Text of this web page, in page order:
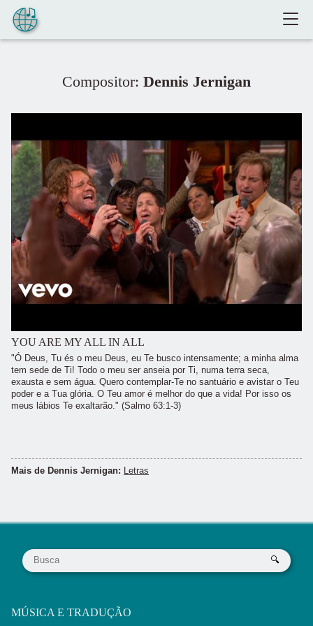
Pular para o conteúdo
Compositor: Dennis Jernigan
YOU ARE MY ALL IN ALL
"Ó Deus, Tu és o meu Deus, eu Te busco intensamente; a minha alma
tem sede de Ti! Todo o meu ser anseia por Ti, numa terra seca,
exausta e sem água. Quero contemplar-Te no santuário e avistar o Teu
poder e a Tua glória. O Teu amor é melhor do que a vida! Por isso os
meus lábios Te exaltarão." (Salmo 63:1-3)
Mais de Dennis Jernigan: Letras
MÚSICA E TRADUÇÃO